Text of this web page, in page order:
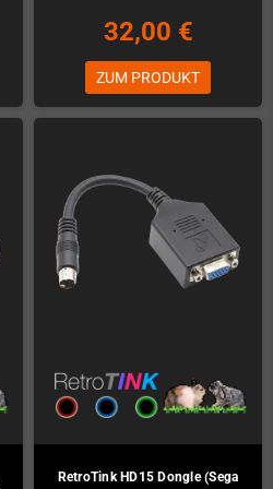
32,00 €
ZUM PRODUKT
RetroTink HD15 Dongle (Sega